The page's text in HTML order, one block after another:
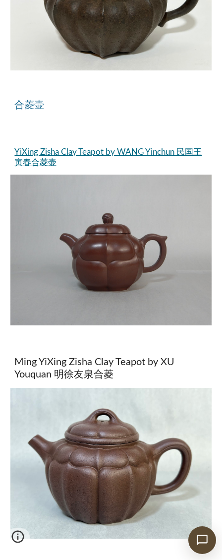
合菱壶
YiXing Zisha Clay Teapot by WANG Yinchun 民国王
寅春合菱壶
Ming YiXing Zisha Clay Teapot by XU
Youquan 明徐友泉合菱